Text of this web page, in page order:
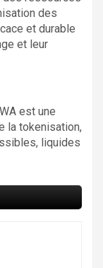
des
et durable
et leur
est une
la tokenisation,
liquides